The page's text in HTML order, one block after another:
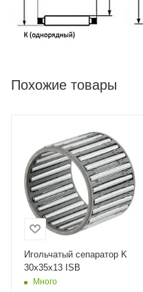
Похожие товары
Игольчатый сепаратор K
30x35x13 ISB
Много